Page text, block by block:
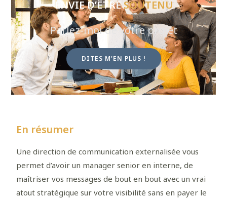
ENVIE D’ÊTREACCOMPAGNÉ
Parlez-moi de votre projet
DITES M'EN PLUS !
En résumer
Une direction de communication externalisée vous
permet d’avoir un manager senior en interne, de
maîtriser vos messages de bout en bout avec un vrai
atout stratégique sur votre visibilité sans en payer le